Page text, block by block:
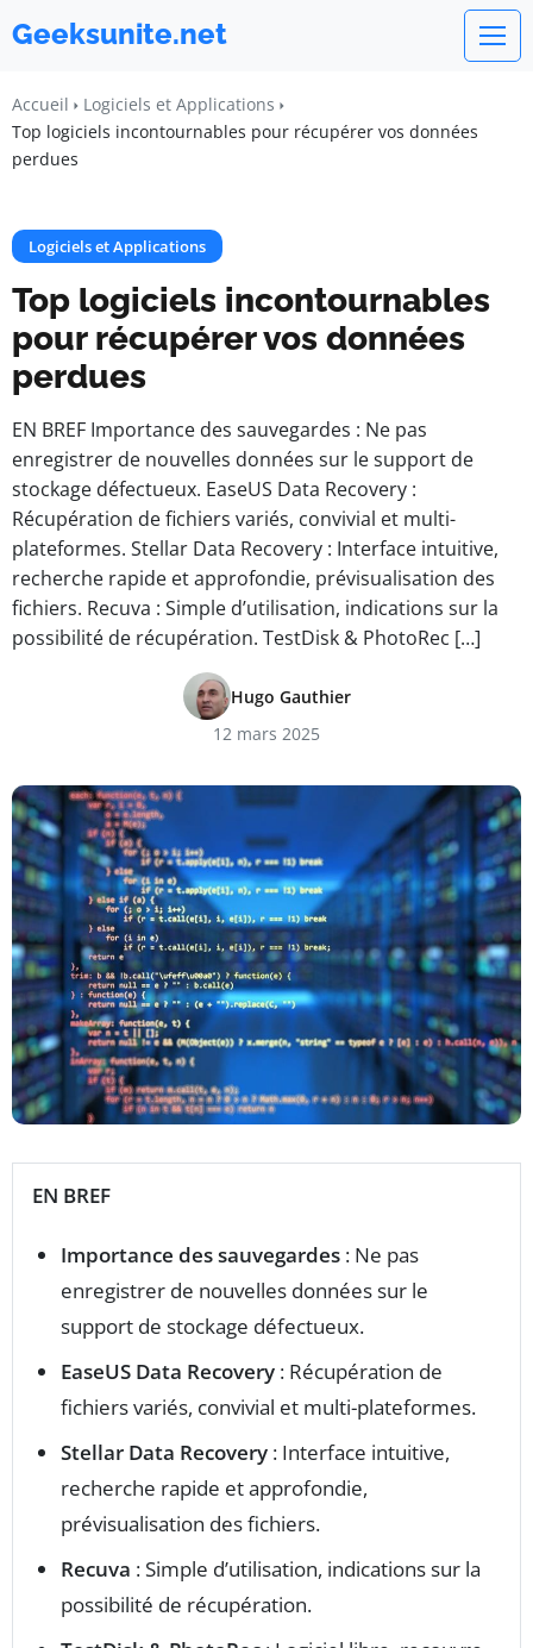
Geeksunite.net
Accueil
Logiciels et Applications
Top logiciels incontournables pour récupérer vos données
perdues
Logiciels et Applications
Top logiciels incontournables
pour récupérer vos données
perdues
EN BREF Importance des sauvegardes : Ne pas
enregistrer de nouvelles données sur le support de
stockage défectueux. EaseUS Data Recovery :
Récupération de fichiers variés, convivial et multi-
plateformes. Stellar Data Recovery : Interface intuitive,
recherche rapide et approfondie, prévisualisation des
fichiers. Recuva : Simple d’utilisation, indications sur la
possibilité de récupération. TestDisk & PhotoRec […]
Hugo Gauthier
12 mars 2025
EN BREF
Importance des sauvegardes : Ne pas
enregistrer de nouvelles données sur le
support de stockage défectueux.
EaseUS Data Recovery : Récupération de
fichiers variés, convivial et multi-plateformes.
Stellar Data Recovery : Interface intuitive,
recherche rapide et approfondie,
prévisualisation des fichiers.
Recuva : Simple d’utilisation, indications sur la
possibilité de récupération.